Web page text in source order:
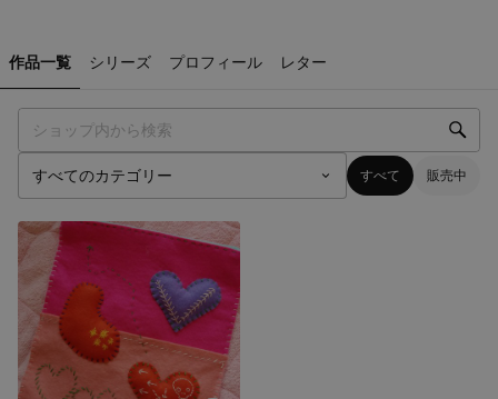
作品一覧 シリーズ プロフィール レター
すべて 販売中